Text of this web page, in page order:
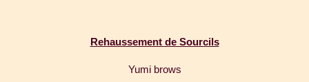
Rehaussement de Sourcils
Yumi brows